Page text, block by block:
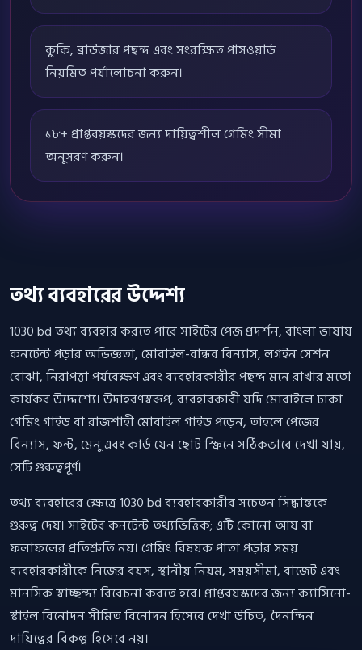
কুকি, ব্রাউজার পছন্দ এবং সংরক্ষিত পাসওয়ার্ড
নিয়মিত পর্যালোচনা করুন।
১৮+ প্রাপ্তবয়স্কদের জন্য দায়িত্বশীল গেমিং সীমা
অনুসরণ করুন।
তথ্য ব্যবহারের উদ্দেশ্য
1030 bd তথ্য ব্যবহার করতে পারে সাইটের পেজ প্রদর্শন, বাংলা ভাষায়
কনটেন্ট পড়ার অভিজ্ঞতা, মোবাইল-বান্ধব বিন্যাস, লগইন সেশন
বোঝা, নিরাপত্তা পর্যবেক্ষণ এবং ব্যবহারকারীর পছন্দ মনে রাখার মতো
কার্যকর উদ্দেশ্যে। উদাহরণস্বরূপ, ব্যবহারকারী যদি মোবাইলে ঢাকা
গেমিং গাইড বা রাজশাহী মোবাইল গাইড পড়েন, তাহলে পেজের
বিন্যাস, ফন্ট, মেনু এবং কার্ড যেন ছোট স্ক্রিনে সঠিকভাবে দেখা যায়,
সেটি গুরুত্বপূর্ণ।
তথ্য ব্যবহারের ক্ষেত্রে 1030 bd ব্যবহারকারীর সচেতন সিদ্ধান্তকে
গুরুত্ব দেয়। সাইটের কনটেন্ট তথ্যভিত্তিক; এটি কোনো আয় বা
ফলাফলের প্রতিশ্রুতি নয়। গেমিং বিষয়ক পাতা পড়ার সময়
ব্যবহারকারীকে নিজের বয়স, স্থানীয় নিয়ম, সময়সীমা, বাজেট এবং
মানসিক স্বাচ্ছন্দ্য বিবেচনা করতে হবে। প্রাপ্তবয়স্কদের জন্য ক্যাসিনো-
স্টাইল বিনোদন সীমিত বিনোদন হিসেবে দেখা উচিত, দৈনন্দিন
দায়িত্বের বিকল্প হিসেবে নয়।